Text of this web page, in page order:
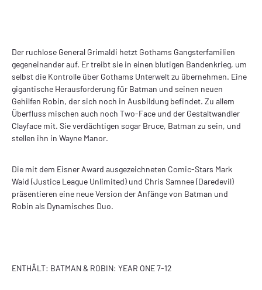
Der ruchlose General Grimaldi hetzt Gothams Gangsterfamilien
gegeneinander auf. Er treibt sie in einen blutigen Bandenkrieg, um
selbst die Kontrolle über Gothams Unterwelt zu übernehmen. Eine
gigantische Herausforderung für Batman und seinen neuen
Gehilfen Robin, der sich noch in Ausbildung befindet. Zu allem
Überfluss mischen auch noch Two-Face und der Gestaltwandler
Clayface mit. Sie verdächtigen sogar Bruce, Batman zu sein, und
stellen ihn in Wayne Manor.
Die mit dem Eisner Award ausgezeichneten Comic-Stars Mark
Waid (Justice League Unlimited) und Chris Samnee (Daredevil)
präsentieren eine neue Version der Anfänge von Batman und
Robin als Dynamisches Duo.
ENTHÄLT: BATMAN & ROBIN: YEAR ONE 7-12